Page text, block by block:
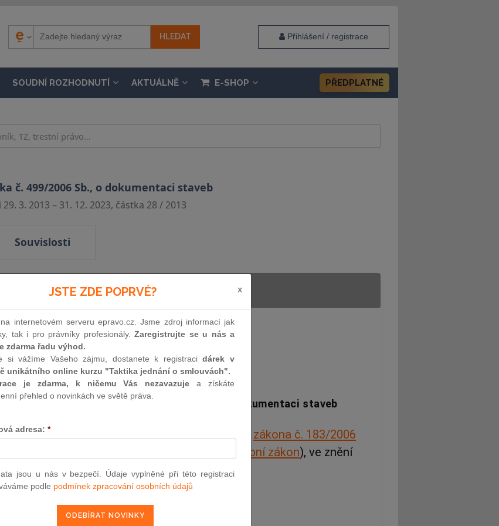
Přihlášení / registrace
SOUDNÍ ROZHODNUTÍ AKTUÁLNĚ E-SHOP PŘEDPLATNÉ
č. 499/2006 Sb., o dokumentaci staveb
3. 2013 – 31. 12. 2023, částka 28 / 2013
Souvislosti
neúčinné zněníod 29. 3. 2013 - 31. 12. 2023
62
VYHLÁŠKA
ze dne 28. února 2013,
kterou se mění vyhláška č. 499/2006 Sb., o dokumentaci staveb
pro místní rozvoj stanoví podle
zákona č. 183/2006
stavební zákon), ve znění
č. 227/2009 Sb. azákona č. 350/2012 Sb.
JSTE ZDE POPRVÉ? x
internetovém serveru epravo.cz. Jsme zdroj informací jak
tak i pro právníky profesionály.Zaregistrujte se u nás a
zdarma řadu výhod.
si vážíme Vašeho zájmu, dostanete k registracidárek v
unikátního online kurzu "Taktika jednání o smlouvách".
je zdarma, k ničemu Vás nezavazuje a získáte
přehled o novinkách ve světě práva.
adresa: *
jsou u nás v bezpečí. Údaje vyplněné při této registraci
podle podmínek zpracování osobních údajů